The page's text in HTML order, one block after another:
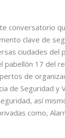
conversatorio
clave de
ciudades del
pabellón 17 del
de
de Seguridad y
así
como,